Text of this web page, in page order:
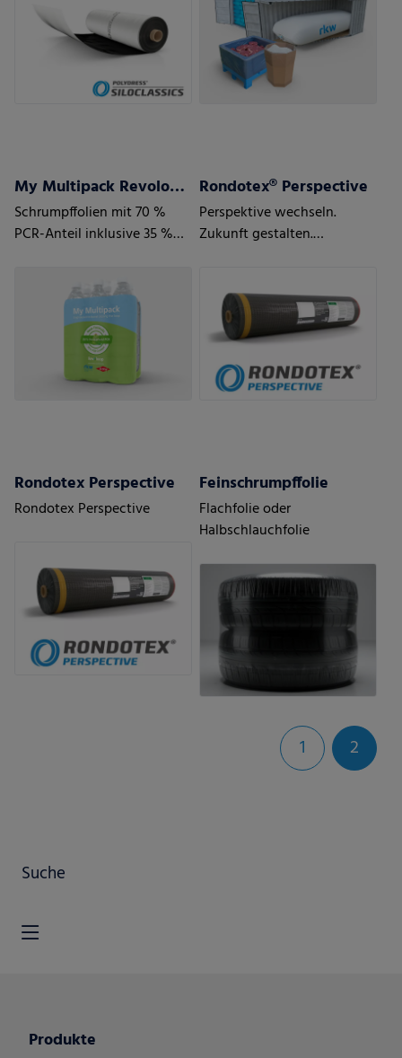
My Multipack Revoloop™ Schrumpffolien
Schrumpffolien mit 70 %
PCR-Anteil inklusive 35 %
Rondotex® Perspective
Perspektive wechseln.
Zukunft gestalten.
Rondotex Perspective
Rondotex Perspective
Feinschrumpffolie
Flachfolie oder
Halbschlauchfolie
1 2
Suche
Produkte